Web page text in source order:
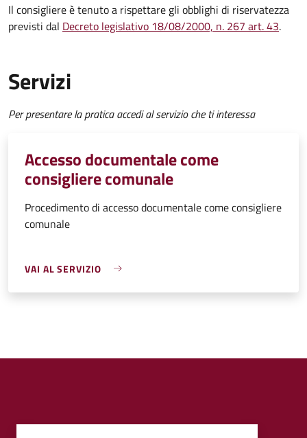
Il consigliere è tenuto a rispettare gli obblighi di riservatezza
previsti dal Decreto legislativo 18/08/2000, n. 267 art. 43.
Servizi
Per presentare la pratica accedi al servizio che ti interessa
Accesso documentale come
consigliere comunale
Procedimento di accesso documentale come consigliere
comunale
VAI AL SERVIZIO